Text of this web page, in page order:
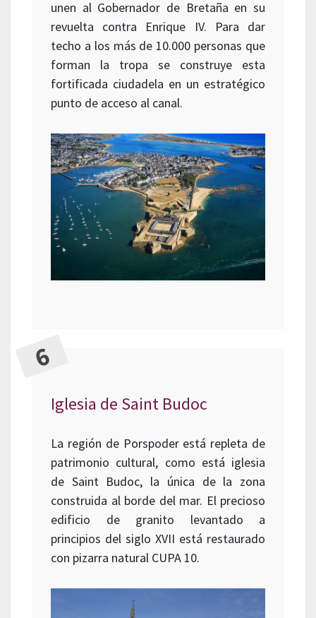
unen al Gobernador de Bretaña en su
revuelta contra Enrique IV. Para dar
techo a los más de 10.000 personas que
forman la tropa se construye esta
fortificada ciudadela en un estratégico
punto de acceso al canal.
Iglesia de Saint Budoc
La región de Porspoder está repleta de
patrimonio cultural, como está iglesia
de Saint Budoc, la única de la zona
construida al borde del mar. El precioso
edificio de granito levantado a
principios del siglo XVII está restaurado
con pizarra natural CUPA 10.